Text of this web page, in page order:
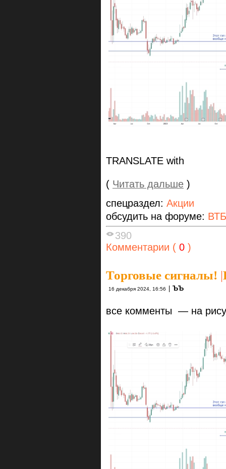
TRANSLATE with
( Читать дальше )
спецраздел: Акции
обсудить на форуме: ВТБ
390
Комментарии ( 0 )
Торговые сигналы! |
16 декабря 2024, 16:56 ЪЪ
все комменты — на